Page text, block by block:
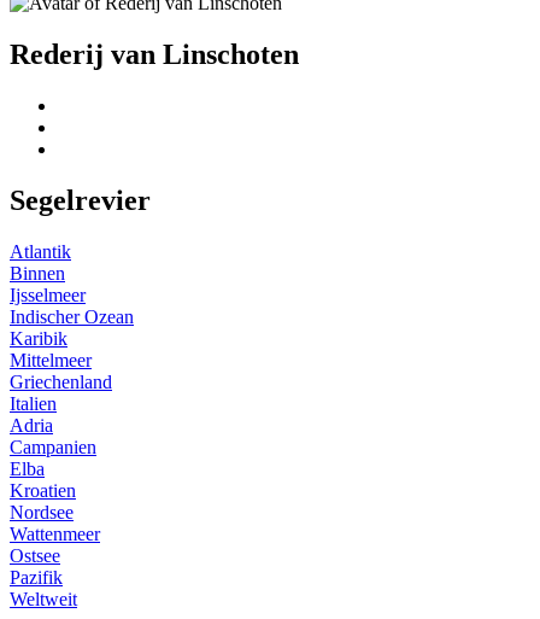
Rederij van Linschoten
Segelrevier
Atlantik
Binnen
Ijsselmeer
Indischer Ozean
Karibik
Mittelmeer
Griechenland
Italien
Adria
Campanien
Elba
Kroatien
Nordsee
Wattenmeer
Ostsee
Pazifik
Weltweit